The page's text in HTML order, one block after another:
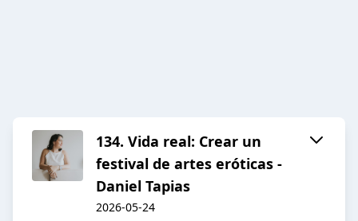
134. Vida real: Crear un
festival de artes eróticas -
Daniel Tapias
2026-05-24